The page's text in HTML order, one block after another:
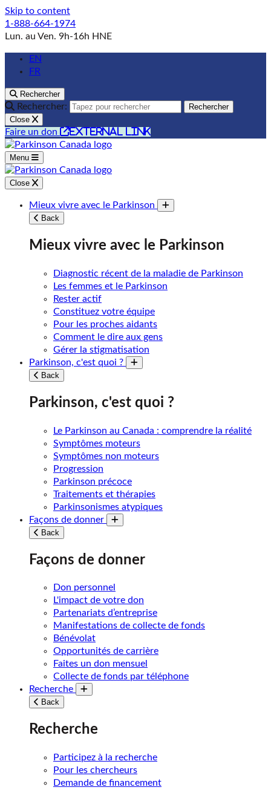
Skip to content
1-888-664-1974
Lun. au Ven. 9h-16h HNE
EN
FR
Rechercher
Rechercher:
Rechercher
Close
Faire un don external link
Menu
Close
Mieux vivre avec le Parkinson
Toggle submenu
Back
Mieux vivre avec le Parkinson
Diagnostic récent de la maladie de Parkinson
Les femmes et le Parkinson
Rester actif
Constituez votre équipe
Pour les proches aidants
Comment le dire aux gens
Gérer la stigmatisation
Parkinson, c'est quoi ?
Toggle submenu
Back
Parkinson, c'est quoi ?
Le Parkinson au Canada : comprendre la réalité
Symptômes moteurs
Symptômes non moteurs
Progression
Parkinson précoce
Traitements et thérapies
Parkinsonismes atypiques
Façons de donner
Toggle submenu
Back
Façons de donner
Don personnel
L'impact de votre don
Partenariats d’entreprise
Manifestations de collecte de fonds
Bénévolat
Opportunités de carrière
Faites un don mensuel
Collecte de fonds par téléphone
Recherche
Toggle submenu
Back
Recherche
Participez à la recherche
Pour les chercheurs
Demande de financement